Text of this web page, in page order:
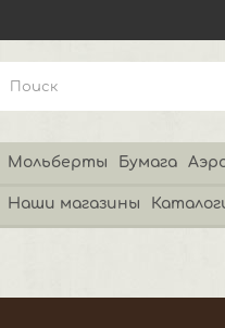
Мольберты Бумага
Наши магазины